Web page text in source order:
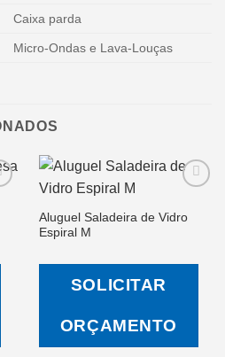
Caixa parda
Micro-Ondas e Lava-Louças
Desejos
Aluguel Saladeira de Vidro
Espiral M
SOLICITAR
ORÇAMENTO